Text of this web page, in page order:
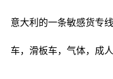
意大利的一条敏感货专
车，滑板车，气体，成